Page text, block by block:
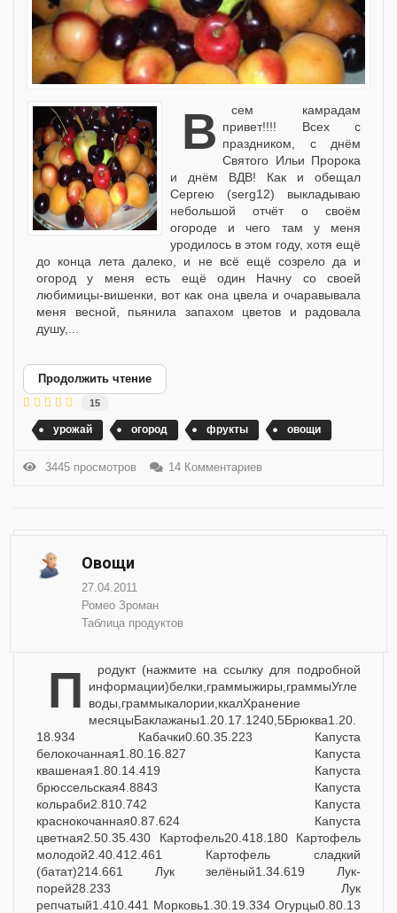
Всем камрадам привет!!!! Всех с
праздником, с днём
Святого Ильи Пророка
и днём ВДВ! Как и обещал
Сергею (serg12) выкладываю
небольшой отчёт о своём
огороде и чего там у меня
уродилось в этом году, хотя ещё
до конца лета далеко, и не всё ещё созрело да и
огород у меня есть ещё один Начну со своей
любимицы-вишенки, вот как она цвела и очаравывала
меня весной, пьянила запахом цветов и радовала
душу,...
Продолжить чтение
15
урожай огород фрукты овощи
3445 просмотров 14 Комментариев
Овощи
27.04.2011
Ромео Зроман
Таблица продуктов
продукт (нажмите на ссылку для подробной
информации)белки,граммыжиры,граммыУгле
воды,граммыкалории,ккалХранение
месяцыБаклажаны1.20.17.1240,5Брюква1.20.
18.934 Кабачки0.60.35.223 Капуста
белокочанная1.80.16.827 Капуста
квашеная1.80.14.419 Капуста
брюссельская4.8843 Капуста
кольраби2.810.742 Капуста
краснокочанная0.87.624 Капуста
цветная2.50.35.430 Картофель20.418.180 Картофель
молодой2.40.412.461 Картофель сладкий
(батат)214.661 Лук зелёный1.34.619 Лук-
порей28.233 Лук
репчатый1.410.441 Морковь1.30.19.334 Огурцы0.80.13